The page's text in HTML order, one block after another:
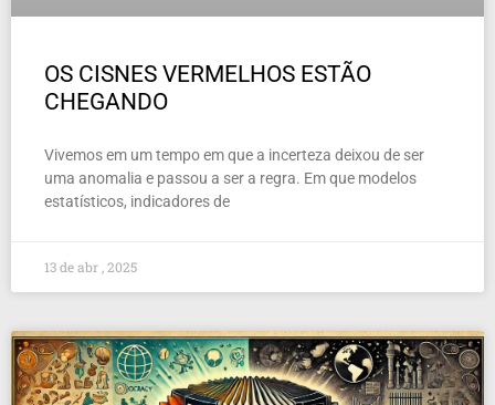
OS CISNES VERMELHOS ESTÃO
CHEGANDO
Vivemos em um tempo em que a incerteza deixou de ser
uma anomalia e passou a ser a regra. Em que modelos
estatísticos, indicadores de
13 de abr , 2025